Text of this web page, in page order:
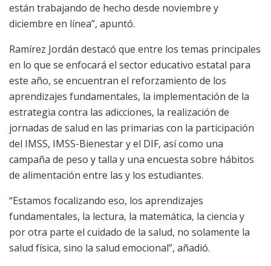
están trabajando de hecho desde noviembre y
diciembre en línea”, apuntó.
Ramírez Jordán destacó que entre los temas principales
en lo que se enfocará el sector educativo estatal para
este año, se encuentran el reforzamiento de los
aprendizajes fundamentales, la implementación de la
estrategia contra las adicciones, la realización de
jornadas de salud en las primarias con la participación
del IMSS, IMSS-Bienestar y el DIF, así como una
campaña de peso y talla y una encuesta sobre hábitos
de alimentación entre las y los estudiantes.
“Estamos focalizando eso, los aprendizajes
fundamentales, la lectura, la matemática, la ciencia y
por otra parte el cuidado de la salud, no solamente la
salud física, sino la salud emocional”, añadió.